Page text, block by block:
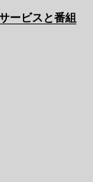
ービスと番組